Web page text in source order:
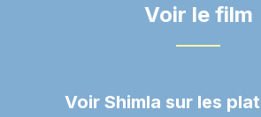
Voir le film
Voir Shimla sur les